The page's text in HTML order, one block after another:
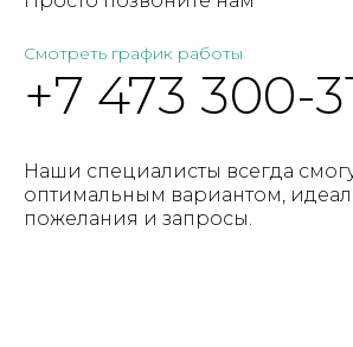
Смотреть график работы
+7 473 300-
Наши специалисты всегда
оптимальным вариантом,
пожелания и запросы.